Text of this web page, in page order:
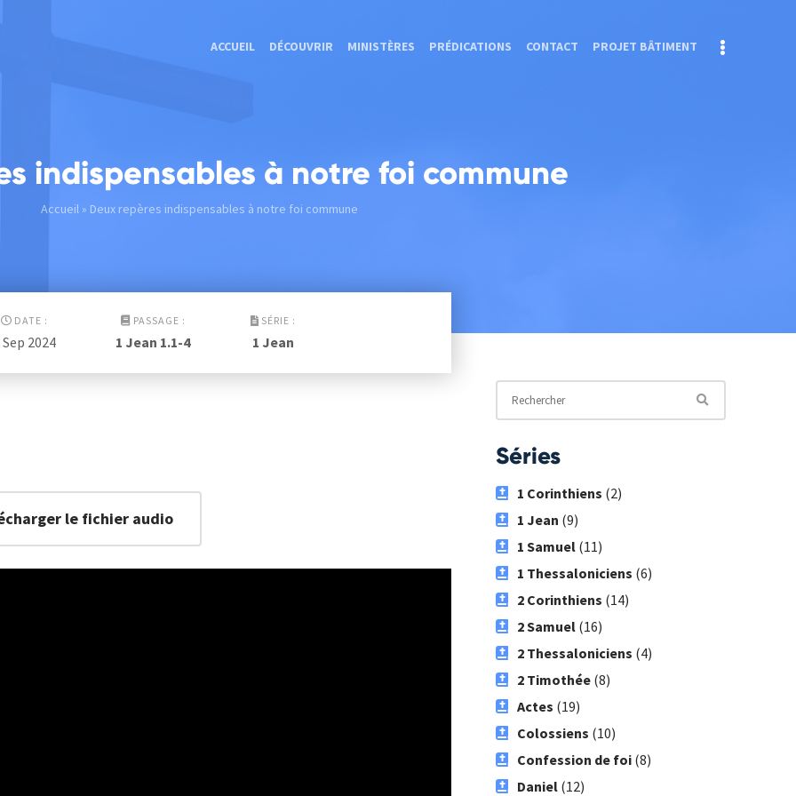
ACCUEIL DÉCOUVRIR MINISTÈRES PRÉDICATIONS CONTACT PROJET BÂTIMENT
indispensables à notre foi commune
Accueil» Deux repères indispensables à notre foi commune
DATE :
Sep 2024
PASSAGE :
1 Jean 1.1-4
SÉRIE :
1 Jean
le fichier audio
Séries
1 Corinthiens (2)
1 Jean (9)
1 Samuel(11)
1 Thessaloniciens (6)
2 Corinthiens (14)
2 Samuel(16)
2 Thessaloniciens (4)
2 Timothée(8)
Actes (19)
Colossiens (10)
Confession de foi(8)
Daniel(12)